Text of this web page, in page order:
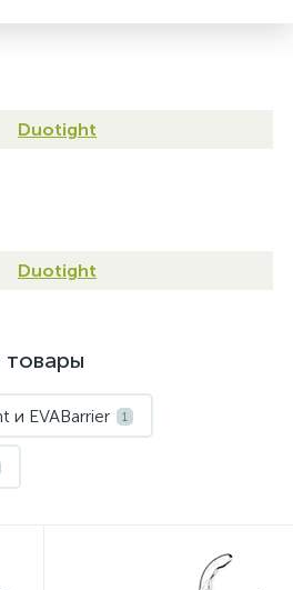
Duotight
Duotight
и EVABarrier 1